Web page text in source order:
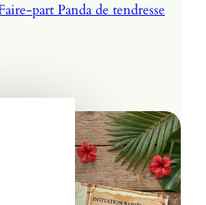
part Panda de tendresse